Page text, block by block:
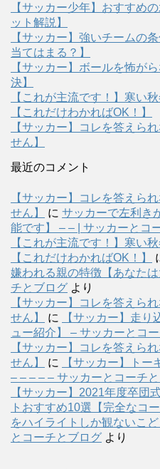
【サッカー少年】おすすめ
ット解説】
【サッカー】強いチームの
当てはまる？】
【サッカー】ボールを怖が
決】
【これが主流です！】寒い
【これだけわかればOK！】
【サッカー】コレを答えら
せん】
最近のコメント
【サッカー】コレを答えら
せん】
に サッカーで左利き
能です】 – – | サッカーとコ
【これが主流です！】寒い
【これだけわかればOK！】
嫌われる親の特徴【あなた
チとブログ より
【サッカー】コレを答えら
せん】
に
【サッカー】走り
ュー紹介】 – サッカーとコ
【サッカー】コレを答えら
せん】
に
【サッカー】トー
– – – – – サッカーとコーチ
【サッカー】2021年度卒団
トおすすめ10選【完全なコー
をハイライトしか観ないこ
とコーチとブログ より